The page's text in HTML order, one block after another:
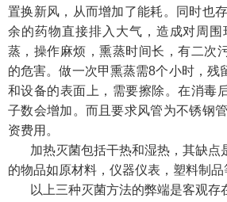
置换新风，从而增加了能耗。同时也
余的药物直接排入大气，造成对周
蒸，操作麻烦，熏蒸时间长，有二次
的危害。做一次甲熏蒸需8个小时，残
和设备的表面上，需要擦除。在消毒
子数会增加。而且要求风管为不锈钢
资费用。
加热灭菌包括干热和湿热，其缺点
的物品如原材料，仪器仪表，塑料制品
以上三种灭菌方法的弊端是客观存